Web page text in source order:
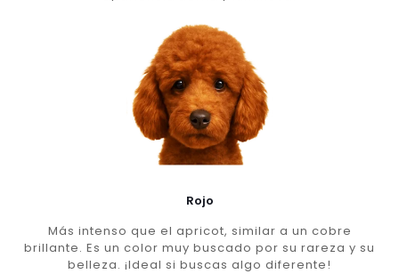
Rojo
Más intenso que el apricot, similar a un cobre
brillante. Es un color muy buscado por su rareza y su
belleza. ¡Ideal si buscas algo diferente!